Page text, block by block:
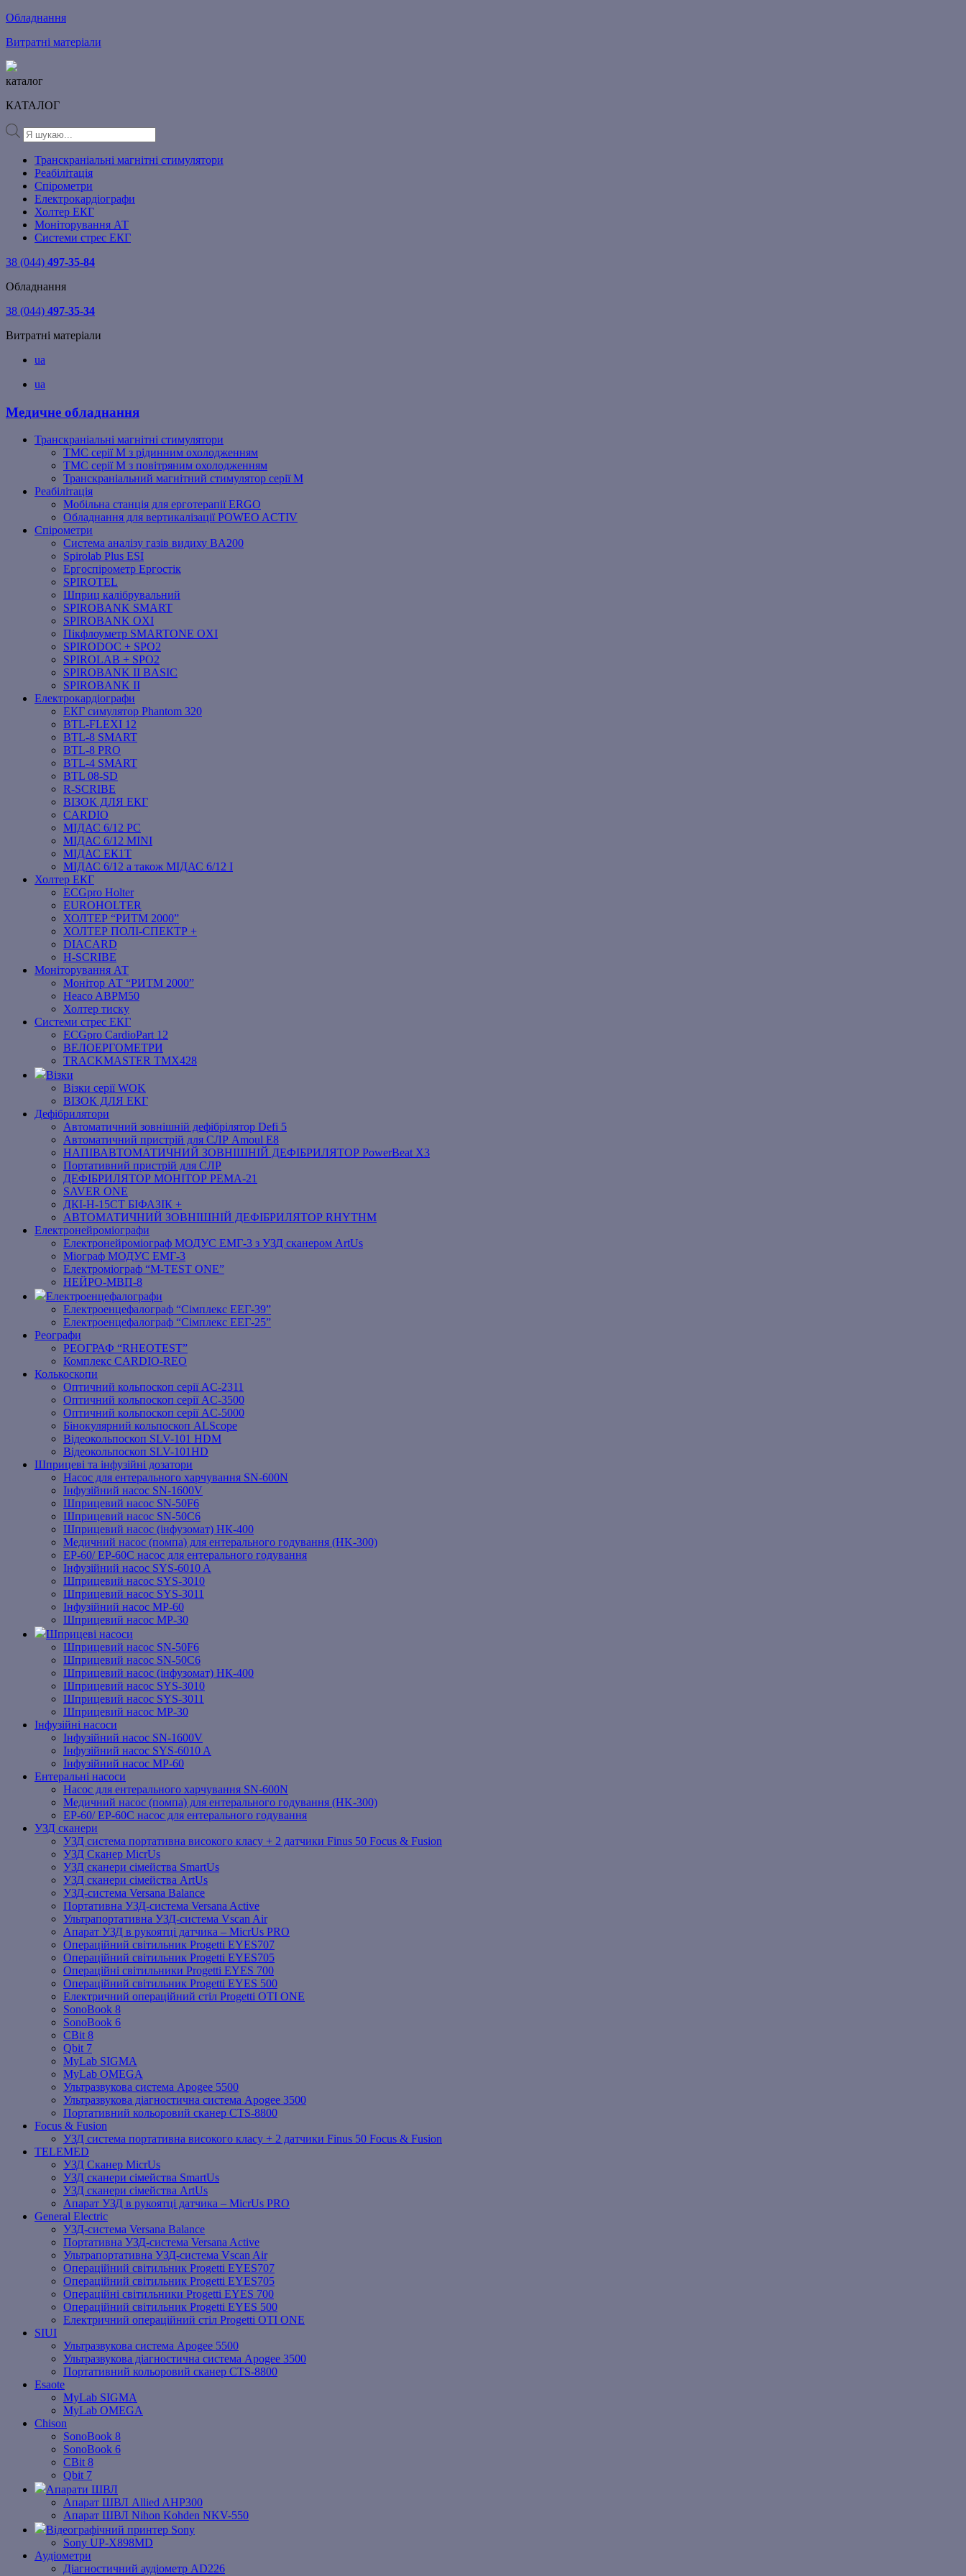
Обладнання
Витратні матеріали
каталог
КАТАЛОГ
Products
search
Транскраніальні магнітні стимулятори
Реабілітація
Спірометри
Електрокардіографи
Холтер ЕКГ
Моніторування АТ
Системи стрес ЕКГ
38 (044) 497-35-84
Обладнання
38 (044) 497-35-34
Витратні матеріали
ua
ua
Медичне обладнання
Транскраніальні магнітні стимулятори
ТМС серії M з рідинним охолодженням
ТМС серії M з повітряним охолодженням
Транскраніальний магнітний стимулятор серії M
Реабілітація
Мобільна станція для ерготерапії ERGO
Обладнання для вертикалізації POWEO ACTIV
Спірометри
Система аналізу газів видиху BA200
Spirolab Plus ESI
Ергоспірометр Ергостік
SPIROTEL
Шприц калібрувальний
SPIROBANK SMART
SPIROBANK OXI
Пікфлоуметр SMARTONE OXI
SPIRODOC + SPO2
SPIROLAB + SPO2
SPIROBANK II BASIC
SPIROBANK II
Електрокардіографи
ЕКГ симулятор Phantom 320
BTL-FLEXI 12
BTL-8 SMART
BTL-8 PRO
BTL-4 SMART
BTL 08-SD
R-SCRIBE
ВІЗОК ДЛЯ ЕКГ
CARDIO
МІДАС 6/12 PC
МІДАС 6/12 MINI
МІДАС ЕК1Т
МІДАС 6/12 а також МІДАС 6/12 І
Холтер ЕКГ
ECGpro Holter
EUROHOLTER
ХОЛТЕР “РИТМ 2000”
ХОЛТЕР ПОЛІ-СПЕКТР +
DIACARD
H-SCRIBE
Моніторування АТ
Монітор АТ “РИТМ 2000”
Heaco ABPM50
Холтер тиску
Системи стрес ЕКГ
ECGpro CardioPart 12
ВЕЛОЕРГОМЕТРИ
TRACKMASTER TMX428
Візки
Візки серії WOK
ВІЗОК ДЛЯ ЕКГ
Дефібрилятори
Автоматичний зовнішній дефібрілятор Defi 5
Автоматичний пристрій для СЛР Amoul E8
НАПІВАВТОМАТИЧНИЙ ЗОВНІШНІЙ ДЕФІБРИЛЯТОР PowerBeat X3
Портативний пристрій для СЛР
ДЕФІБРИЛЯТОР МОНІТОР РЕМА-21
SAVER ONE
ДКІ-Н-15СТ БІФАЗІК +
АВТОМАТИЧНИЙ ЗОВНІШНІЙ ДЕФІБРИЛЯТОР RHYTHM
Електронейроміографи
Електронейроміограф МОДУС ЕМГ-3 з УЗД сканером ArtUs
Міограф МОДУС ЕМГ-3
Електроміограф “M-TEST ONE”
НЕЙРО-МВП-8
Електроенцефалографи
Електроенцефалограф “Сімплекс ЕЕГ-39”
Електроенцефалограф “Сімплекс ЕЕГ-25”
Реографи
РЕОГРАФ “RHEOTEST”
Комплекс CARDIO-REO
Колькоскопи
Оптичний кольпоскоп серії AC-2311
Оптичний кольпоскоп серії AC-3500
Оптичний кольпоскоп серії AC-5000
Бінокулярний кольпоскоп ALScope
Відеокольпоскоп SLV-101 HDM
Відеокольпоскоп SLV-101HD
Шприцеві та інфузійні дозатори
Насос для ентерального харчування SN-600N
Інфузійний насос SN-1600V
Шприцевий насос SN-50F6
Шприцевий насос SN-50C6
Шприцевий насос (інфузомат) НК-400
Медичний насос (помпа) для ентерального годування (HK-300)
EP-60/ EP-60C насос для ентерального годування
Інфузійний насос SYS-6010 A
Шприцевий насос SYS-3010
Шприцевий насос SYS-3011
Інфузійний насос MP-60
Шприцевий насос MP-30
Шприцеві насоси
Шприцевий насос SN-50F6
Шприцевий насос SN-50C6
Шприцевий насос (інфузомат) НК-400
Шприцевий насос SYS-3010
Шприцевий насос SYS-3011
Шприцевий насос MP-30
Інфузійні насоси
Інфузійний насос SN-1600V
Інфузійний насос SYS-6010 A
Інфузійний насос MP-60
Ентеральні насоси
Насос для ентерального харчування SN-600N
Медичний насос (помпа) для ентерального годування (HK-300)
EP-60/ EP-60C насос для ентерального годування
УЗД сканери
УЗД система портативна високого класу + 2 датчики Finus 50 Focus & Fusion
УЗД Сканер MicrUs
УЗД сканери сімейства SmartUs
УЗД сканери сімейства ArtUs
УЗД-система Versana Balance
Портативна УЗД-система Versana Active
Ультрапортативна УЗД-система Vscan Air
Апарат УЗД в рукоятці датчика – MicrUs PRO
Операційний світильник Progetti EYES707
Операційний світильник Progetti EYES705
Операційні світильники Progetti EYES 700
Операційний світильник Progetti EYES 500
Електричний операційний стіл Progetti OTI ONE
SonoBook 8
SonoBook 6
СBit 8
Qbit 7
MyLab SIGMA
MyLab OMEGA
Ультразвукова система Apogee 5500
Ультразвукова діагностична система Apogee 3500
Портативний кольоровий сканер CTS-8800
Focus & Fusion
УЗД система портативна високого класу + 2 датчики Finus 50 Focus & Fusion
TELEMED
УЗД Сканер MicrUs
УЗД сканери сімейства SmartUs
УЗД сканери сімейства ArtUs
Апарат УЗД в рукоятці датчика – MicrUs PRO
General Electric
УЗД-система Versana Balance
Портативна УЗД-система Versana Active
Ультрапортативна УЗД-система Vscan Air
Операційний світильник Progetti EYES707
Операційний світильник Progetti EYES705
Операційні світильники Progetti EYES 700
Операційний світильник Progetti EYES 500
Електричний операційний стіл Progetti OTI ONE
SIUI
Ультразвукова система Apogee 5500
Ультразвукова діагностична система Apogee 3500
Портативний кольоровий сканер CTS-8800
Esaote
MyLab SIGMA
MyLab OMEGA
Chison
SonoBook 8
SonoBook 6
СBit 8
Qbit 7
Апарати ШВЛ
Апарат ШВЛ Allied AHP300
Апарат ШВЛ Nihon Kohden NKV-550
Відеографічний принтер Sony
Sony UP-X898MD
Аудіометри
Діагностичний аудіометр AD226